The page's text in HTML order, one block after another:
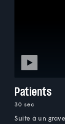
Patients
30 sec
Suite à un